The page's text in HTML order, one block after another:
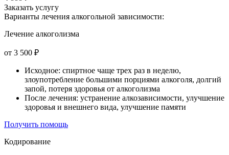
Заказать услугу
Варианты лечения алкогольной зависимости:
Лечение алкоголизма
от 3 500 ₽
Исходное: спиртное чаще трех раз в неделю,
злоупотребление большими порциями алкоголя, долгий
запой, потеря здоровья от алкоголизма
После лечения: устранение алкозависимости, улучшение
здоровья и внешнего вида, улучшение памяти
Получить помощь
Кодирование